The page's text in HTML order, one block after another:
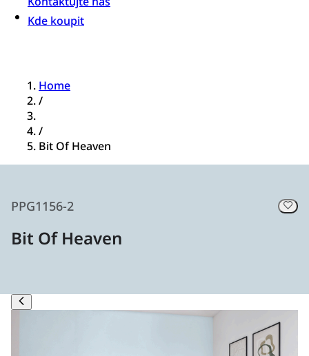
Kde koupit
Home
/
/
Bit Of Heaven
PPG1156-2
Bit Of Heaven